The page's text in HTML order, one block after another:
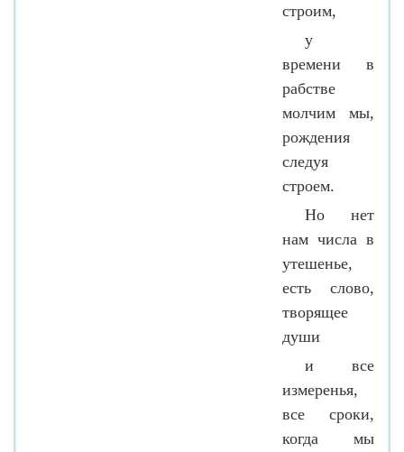
строим,
у
времени в
рабстве
молчим мы,
рождения
следуя
строем.
Но нет
нам числа в
утешенье,
есть слово,
творящее
души
и все
измеренья,
все сроки,
когда мы